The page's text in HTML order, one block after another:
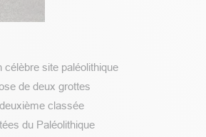
célèbre site paléolithique
de deux grottes
classée
du Paléolithique